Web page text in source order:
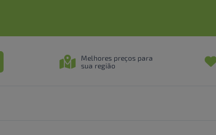
Melhores preços para
sua região